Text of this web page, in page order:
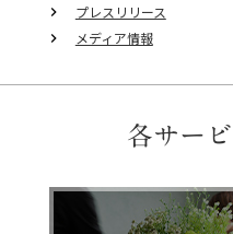
keyboard_arrow_right プレスリリース
keyboard_arrow_right メディア情報
各サー